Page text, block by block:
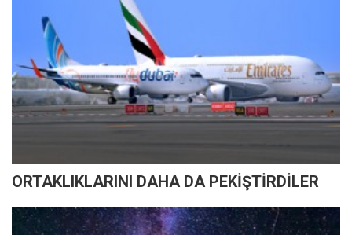
ORTAKLIKLARINI DAHA DA PEKİŞTİRDİLER